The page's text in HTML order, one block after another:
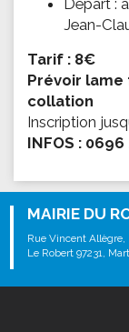
Départ :
Jean-
Tarif : 8€
Prévoir
collation
Inscription
INFOS :
MAIRIE DU
Rue Vincent Allègre,
Le Robert 97231,